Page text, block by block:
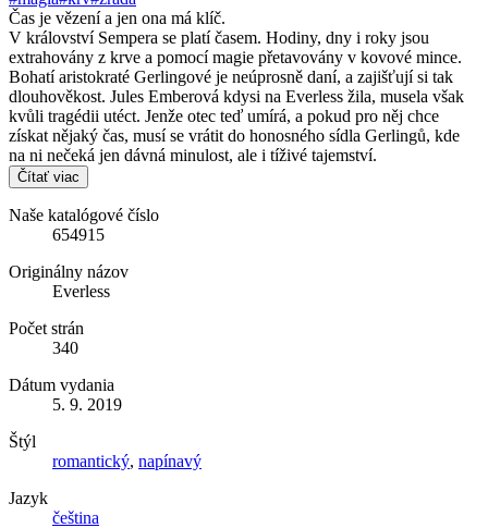
Čas je vězení a jen ona má klíč.
V království Sempera se platí časem. Hodiny, dny i roky jsou
extrahovány z krve a pomocí magie přetavovány v kovové mince.
Bohatí aristokraté Gerlingové je neúprosně daní, a zajišťují si tak
dlouhověkost. Jules Emberová kdysi na Everless žila, musela však
kvůli tragédii utéct. Jenže otec teď umírá, a pokud pro něj chce
získat nějaký čas, musí se vrátit do honosného sídla Gerlingů, kde
na ni nečeká jen dávná minulost, ale i tíživé tajemství.
Čítať viac
Naše katalógové číslo
654915
Originálny názov
Everless
Počet strán
340
Dátum vydania
5. 9. 2019
Štýl
romantický, napínavý
Jazyk
čeština